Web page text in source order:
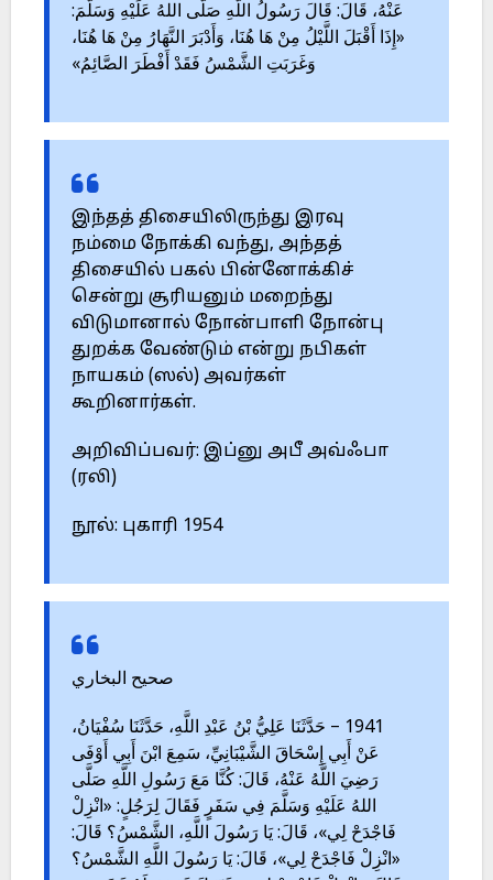
عَنْهُ، قَالَ: قَالَ رَسُولُ اللَّهِ صَلَّى اللهُ عَلَيْهِ وَسَلَّمَ:
«إِذَا أَقْبَلَ اللَّيْلُ مِنْ هَا هُنَا، وَأَدْبَرَ النَّهَارُ مِنْ هَا هُنَا،
وَغَرَبَتِ الشَّمْسُ فَقَدْ أَفْطَرَ الصَّائِمُ»
இந்தத் திசையிலிருந்து இரவு
நம்மை நோக்கி வந்து, அந்தத்
திசையில் பகல் பின்னோக்கிச்
சென்று சூரியனும் மறைந்து
விடுமானால் நோன்பாளி நோன்பு
துறக்க வேண்டும் என்று நபிகள்
நாயகம் (ஸல்) அவர்கள்
கூறினார்கள்.
அறிவிப்பவர்: இப்னு அபீ அவ்ஃபா
(ரலி)
நூல்: புகாரி 1954
صحيح البخاري
1941 – حَدَّثَنَا عَلِيُّ بْنُ عَبْدِ اللَّهِ، حَدَّثَنَا سُفْيَانُ،
عَنْ أَبِي إِسْحَاقَ الشَّيْبَانِيِّ، سَمِعَ ابْنَ أَبِي أَوْفَى
رَضِيَ اللَّهُ عَنْهُ، قَالَ: كُنَّا مَعَ رَسُولِ اللَّهِ صَلَّى
اللهُ عَلَيْهِ وَسَلَّمَ فِي سَفَرٍ فَقَالَ لِرَجُلٍ: «انْزِلْ
فَاجْدَحْ لِي»، قَالَ: يَا رَسُولَ اللَّهِ، الشَّمْسُ؟ قَالَ:
«انْزِلْ فَاجْدَحْ لِي»، قَالَ: يَا رَسُولَ اللَّهِ الشَّمْسُ؟